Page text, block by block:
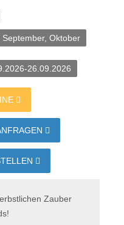
September, Oktober
26.09.2026
Zauber